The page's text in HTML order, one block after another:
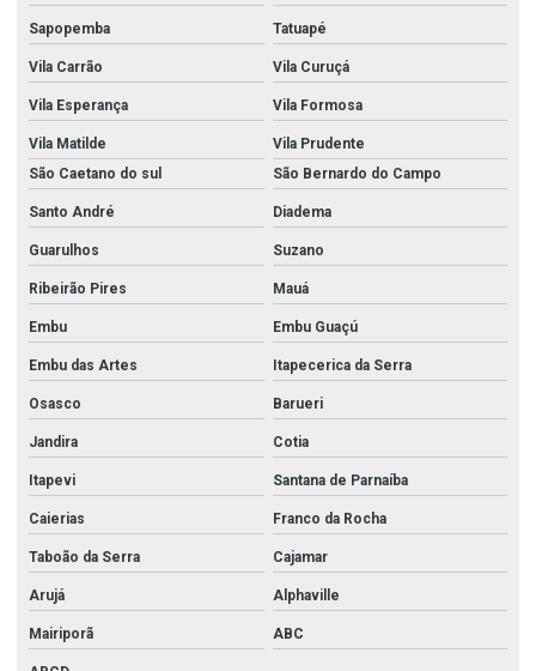
Sapopemba Tatuapé
Vila Carrão Vila Curuçá
Vila Esperança Vila Formosa
Vila Matilde
Vila Prudente
São Caetano do sul
São Bernardo do Campo
Santo André Diadema
Guarulhos Suzano
Ribeirão Pires Mauá
Embu Embu Guaçú
Embu das Artes Itapecerica da Serra
Osasco Barueri
Jandira Cotia
Itapevi Santana de Parnaíba
Caierias Franco da Rocha
Taboão da Serra Cajamar
Arujá Alphaville
Mairiporã ABC